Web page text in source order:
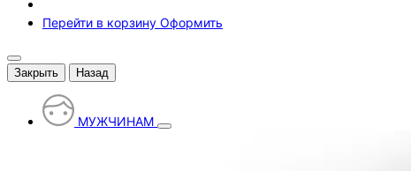
Перейти в корзину Оформить
Закрыть Назад
МУЖЧИНАМ